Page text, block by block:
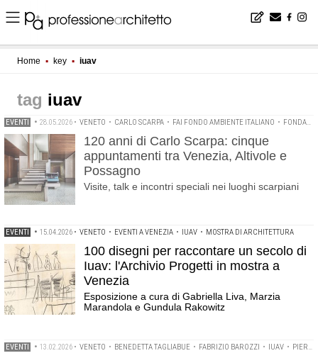
Home ▪ key ▪ iuav
iuav
EVENTI • 28.05.2026 • VENETO • CARLO SCARPA • FAI FONDO AMBIENTE ITALIANO • FONDAZIONE QUERINI STAMPALIA
120 anni di Carlo Scarpa: cinque
appuntamenti tra Venezia, Altivole e
Possagno
Visite, talk e incontri speciali nei luoghi scarpiani
EVENTI • 15.04.2026 • VENETO • EVENTI A VENEZIA • IUAV • MOSTRA DI ARCHITETTURA
100 disegni per raccontare un secolo di
Iuav: l'Archivio Progetti in mostra a
Venezia
Esposizione a cura di Gabriella Liva, Marzia
Marandola e Gundula Rakowitz
EVENTI • 13.02.2026 • VENETO • BENEDETTA TAGLIABUE • FABRIZIO BAROZZI • IUAV • PIERO ZUCCHI